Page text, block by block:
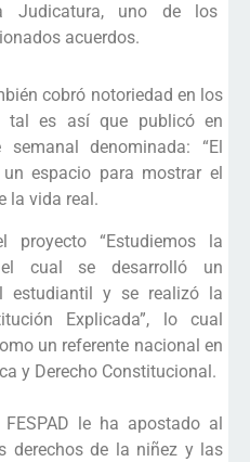
Judicatura, uno de los
acuerdos.
cobró notoriedad en los
tal es así que publicó en
denominada: “El
espacio para mostrar el
la vida real.
proyecto “Estudiemos la
el cual se desarrolló un
estudiantil y se realizó la
Explicada”, lo cual
un referente nacional en
y Derecho Constitucional.
le ha apostado al
derechos de la niñez y las